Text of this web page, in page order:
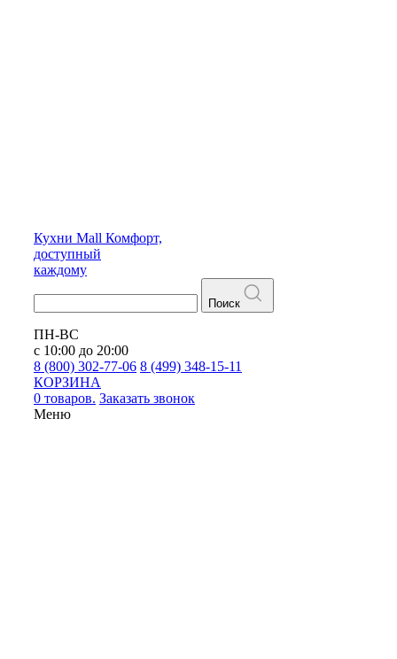
Кухни Mall Комфорт,
доступный
каждому
Поиск
ПН-ВС
с 10:00 до 20:00
8 (800) 302-77-06 8 (499) 348-15-11
КОРЗИНА
0 товаров. Заказать звонок
Меню